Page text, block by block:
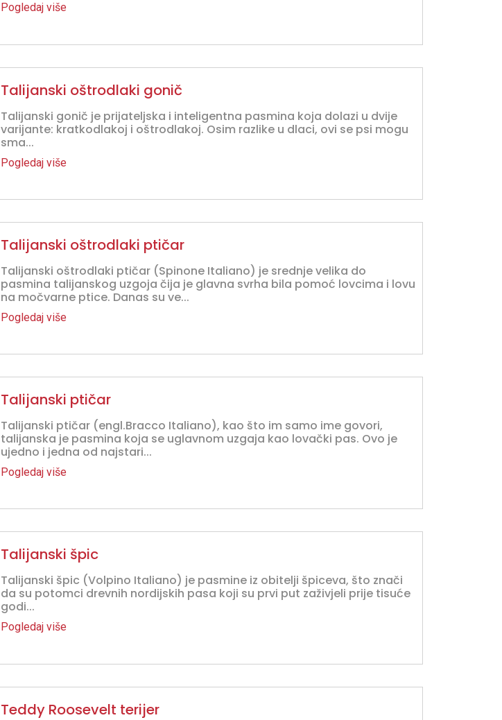
Pogledaj više
Talijanski oštrodlaki gonič
Talijanski gonič je prijateljska i inteligentna pasmina koja dolazi u dvije
varijante: kratkodlakoj i oštrodlakoj. Osim razlike u dlaci, ovi se psi mogu
sma...
Pogledaj više
Talijanski oštrodlaki ptičar
Talijanski oštrodlaki ptičar (Spinone Italiano) je srednje velika do
pasmina talijanskog uzgoja čija je glavna svrha bila pomoć lovcima i lovu
na močvarne ptice. Danas su ve...
Pogledaj više
Talijanski ptičar
Talijanski ptičar (engl.Bracco Italiano), kao što im samo ime govori,
talijanska je pasmina koja se uglavnom uzgaja kao lovački pas. Ovo je
ujedno i jedna od najstari...
Pogledaj više
Talijanski špic
Talijanski špic (Volpino Italiano) je pasmine iz obitelji špiceva, što znači
da su potomci drevnih nordijskih pasa koji su prvi put zaživjeli prije tisuće
godi...
Pogledaj više
Teddy Roosevelt terijer